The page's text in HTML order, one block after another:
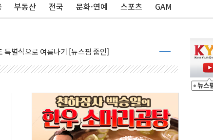
부동산 전국 문화·연예 스포츠 GAM
치 경신…한낮 총수요 104.3GW 기록
는다…상피제 실시
분 일부 매각
보 해제…누적 온열질환자 2872명
동산 세제안에 與 내부서 '총선·대선 직격탄' 우려
울렛' 건립 '본궤도'